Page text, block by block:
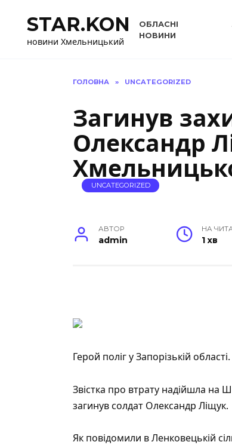
вмістуSTAR.KON
новини Хмельницький
ОБЛАСНІ
НОВИНИ
ГОЛОВНА » UNCATEGORIZED
Загинув
Олександр
UNCATEGORIZED
АВТОР
admin
НА
1 хв
Герой поліг у Запорізькій області.
Звістка про втрату надійшла на
загинув солдат Олександр Ліщук.
Як повідомили в Ленковецькій